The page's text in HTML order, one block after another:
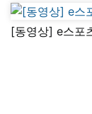
[동영상] e스포